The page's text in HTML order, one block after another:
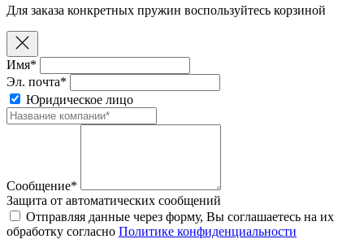
Для заказа конкретных пружин воспользуйтесь корзиной
Имя*
Эл. почта*
Юридическое лицо
Сообщение*
Защита от автоматических сообщений
Отправляя данные через форму, Вы соглашаетесь на их
обработку согласно Политике конфиденциальности